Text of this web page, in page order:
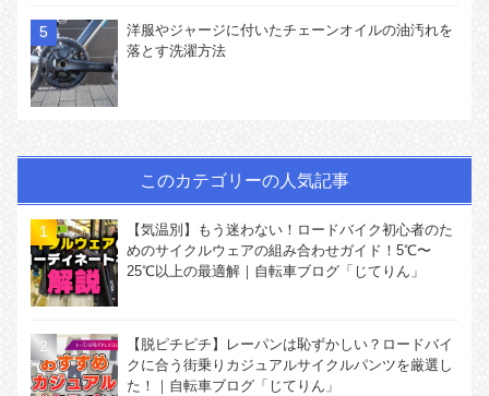
洋服やジャージに付いたチェーンオイルの油汚れを
落とす洗濯方法
このカテゴリーの人気記事
【気温別】もう迷わない！ロードバイク初心者のた
めのサイクルウェアの組み合わせガイド！5℃〜
25℃以上の最適解｜自転車ブログ「じてりん」
【脱ピチピチ】レーパンは恥ずかしい？ロードバイ
クに合う街乗りカジュアルサイクルパンツを厳選し
た！｜自転車ブログ「じてりん」